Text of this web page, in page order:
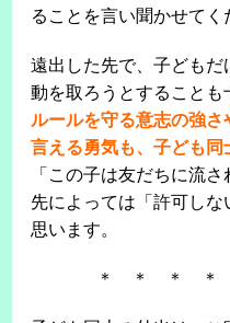
ることを言い聞かせてく
遠出した先で、子ども
動を取ろうとすること
ルールを守る意志の強さ
言える勇気も、子ども
「この子は友だちに流
先によっては「許可しな
思います。
＊ ＊ ＊